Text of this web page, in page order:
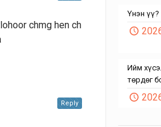
chmg hen ch
Reply
Үнэн үү?
Ийм
төрдөг